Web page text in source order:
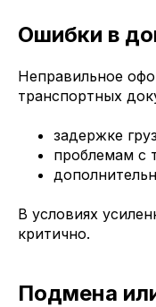
Ошибки в
Неправильное
транспортных
задержке
проблемам с
В условиях
критично.
Подмена